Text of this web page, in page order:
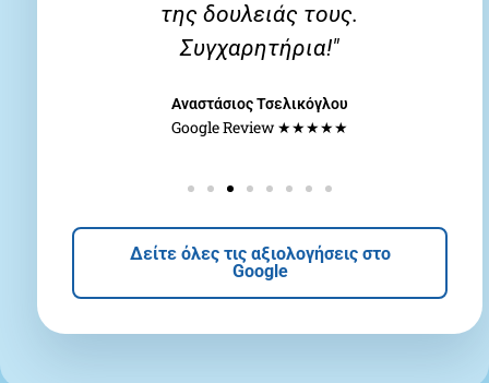
της δουλειάς τους.
Συγχαρητήρια!"
Αναστάσιος Τσελικόγλου
Google Review ★★★★★
Δείτε όλες τις αξιολογήσεις στο
Google